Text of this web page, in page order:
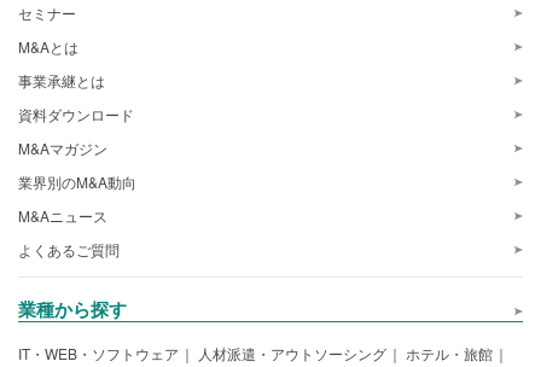
セミナー
M&Aとは
事業承継とは
資料ダウンロード
M&Aマガジン
業界別のM&A動向
M&Aニュース
よくあるご質問
業種から探す
IT・WEB・ソフトウェア 人材派遣・アウトソーシング
ホテル・旅館